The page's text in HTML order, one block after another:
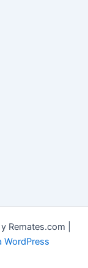
|
WordPress